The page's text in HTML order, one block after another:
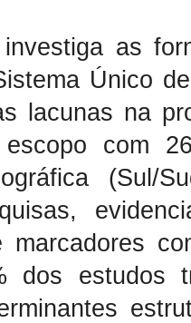
as
Único
lacunas na
com
(Sul/
marcadores
dos estudos